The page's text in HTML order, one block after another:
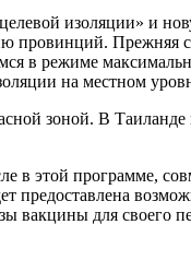
изоляции» и
провинций. Прежняя
в режиме
на местном
зоной. В Таиланде
в этой программе,
вакцины для своего